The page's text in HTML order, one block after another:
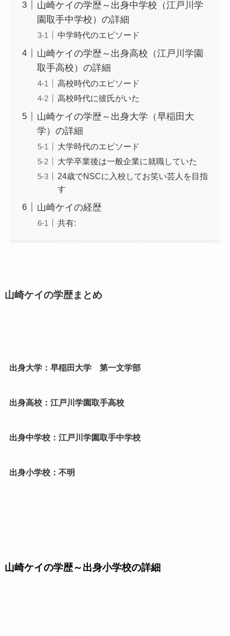
山崎ケイの学歴～出身中学校（江戸川学
園取手中学校）の詳細
中学時代のエピソード
山崎ケイの学歴～出身高校（江戸川学園
取手高校）の詳細
高校時代のエピソード
高校時代に彼氏がいた
山崎ケイの学歴～出身大学（早稲田大
学）の詳細
大学時代のエピソード
大学卒業後は一般企業に就職していた
24歳でNSCに入校してお笑い芸人を目指
す
山崎ケイの経歴
共有:
山崎ケイの学歴まとめ
出身大学：早稲田大学 第一文学部
出身高校：江戸川学園取手高校
出身中学校：江戸川学園取手中学校
出身小学校：不明
山崎ケイの学歴～出身小学校の詳細